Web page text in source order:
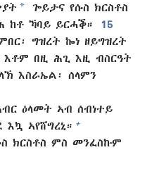
*
ጐይታና የሱስ ክርስቶስ
ከቶ ኻባይ ይርሓቕ።
15
ግዝረት ኰነ ዘይግዝረት
በዚ ሕጊ እዚ ብስርዓት
እስራኤል፡ ሰላምን
ዕላመት ኣብ ሰብነተይ
ኣየሸግረኒ። +
ክርስቶስ ምስ መንፈስኩም